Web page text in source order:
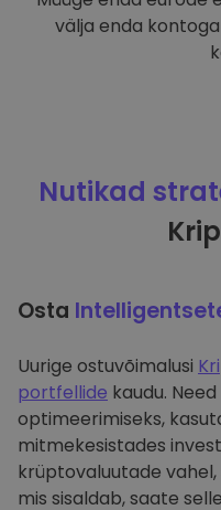
välja enda
Nutikad
Osta
Uurige ostuvõimalusi
portfellide kaudu.
optimeerimiseks,
mitmekesistades
krüptovaluutade
mis sisaldab, saate